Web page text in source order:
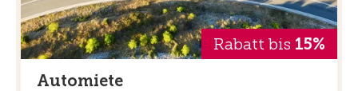
Rabatt bis 15%
Automiete